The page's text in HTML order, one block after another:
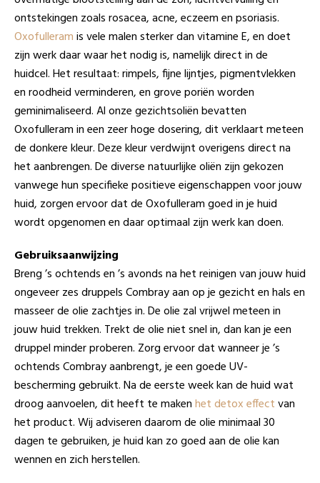
ontstekingen zoals rosacea, acne, eczeem en psoriasis.
Oxofulleramis vele malen sterker dan vitamine E, en doet
zijn werk daar waar het nodig is, namelijk direct in de
huidcel. Het resultaat: rimpels, fijne lijntjes, pigmentvlekken
en roodheid verminderen, en grove poriën worden
geminimaliseerd. Al onze gezichtsoliën bevatten
Oxofulleram in een zeer hoge dosering, dit verklaart meteen
de donkere kleur. Deze kleur verdwijnt overigens direct na
het aanbrengen. De diverse natuurlijke oliën zijn gekozen
vanwege hun specifieke positieve eigenschappen voor jouw
huid, zorgen ervoor dat de Oxofulleram goed in je huid
wordt opgenomen en daar optimaal zijn werk kan doen.
Gebruiksaanwijzing
Breng ’s ochtends en ’s avonds na het reinigen van jouw huid
ongeveer zes druppels Combray aan op je gezicht en hals en
masseer de olie zachtjes in. De olie zal vrijwel meteen in
jouw huid trekken. Trekt de olie niet snel in, dan kan je een
druppel minder proberen. Zorg ervoor dat wanneer je ’s
ochtends Combray aanbrengt, je een goede UV-
bescherming gebruikt. Na de eerste week kan de huid wat
droog aanvoelen, dit heeft te makenhet detox effectvan
het product. Wij adviseren daarom de olie minimaal 30
dagen te gebruiken, je huid kan zo goed aan de olie kan
wennen en zich herstellen.